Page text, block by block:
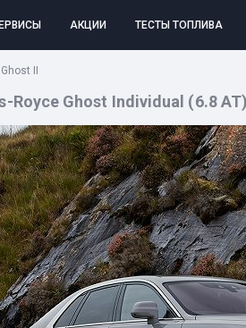
АКЦИИ ТЕСТЫ ТОПЛИВА
II
Royce Ghost Individual (6.8